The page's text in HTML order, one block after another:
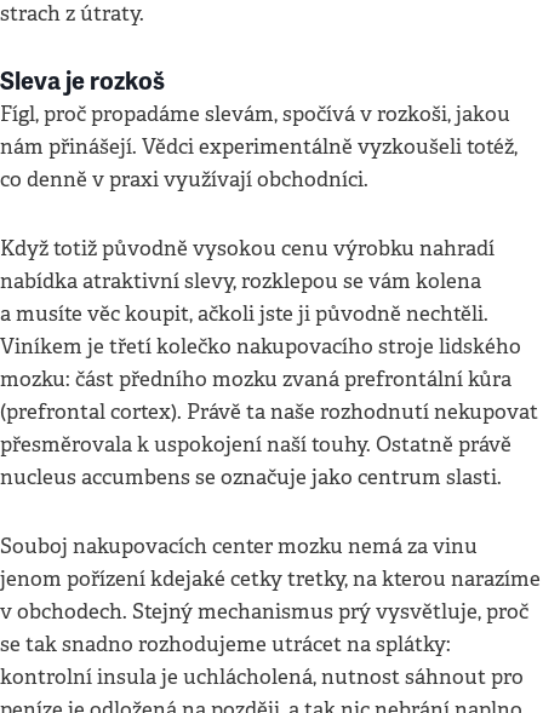
strach z útraty.
Sleva je rozkoš
Fígl, proč propadáme slevám, spočívá v rozkoši, jakou
nám přinášejí. Vědci experimentálně vyzkoušeli totéž,
co denně v praxi využívají obchodníci.
Když totiž původně vysokou cenu výrobku nahradí
nabídka atraktivní slevy, rozklepou se vám kolena
a musíte věc koupit, ačkoli jste ji původně nechtěli.
Viníkem je třetí kolečko nakupovacího stroje lidského
mozku: část předního mozku zvaná prefrontální kůra
(prefrontal cortex). Právě ta naše rozhodnutí nekupovat
přesměrovala k uspokojení naší touhy. Ostatně právě
nucleus accumbens se označuje jako centrum slasti.
Souboj nakupovacích center mozku nemá za vinu
jenom pořízení kdejaké cetky tretky, na kterou narazíme
v obchodech. Stejný mechanismus prý vysvětluje, proč
se tak snadno rozhodujeme utrácet na splátky:
kontrolní insula je uchlácholená, nutnost sáhnout pro